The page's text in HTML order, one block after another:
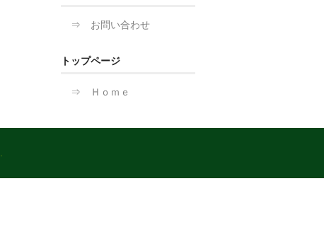
⇒ お問い合わせ
トップページ
⇒ Ｈｏｍｅ